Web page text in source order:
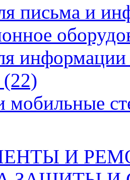
письма и
(22)
мобильные
И